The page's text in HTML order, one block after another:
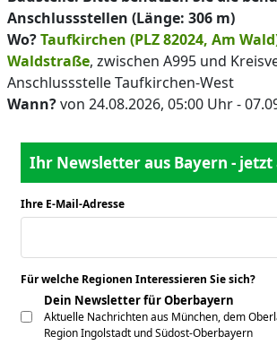
Anschlussstellen (Länge: 306 m)
Wo?Taufkirchen (PLZ 82024, Am
Waldstraße, zwischen A995 und
Anschlussstelle Taufkirchen-West
Wann?von 24.08.2026, 05:00 Uhr -
Ihr Newsletter aus Bayern -
Ihre E-Mail-Adresse
Für welche Regionen Interessieren Sie sich?
Dein Newsletter für Oberbayern
Aktuelle Nachrichten aus München, dem
Region Ingolstadt und Südost-Oberbayern